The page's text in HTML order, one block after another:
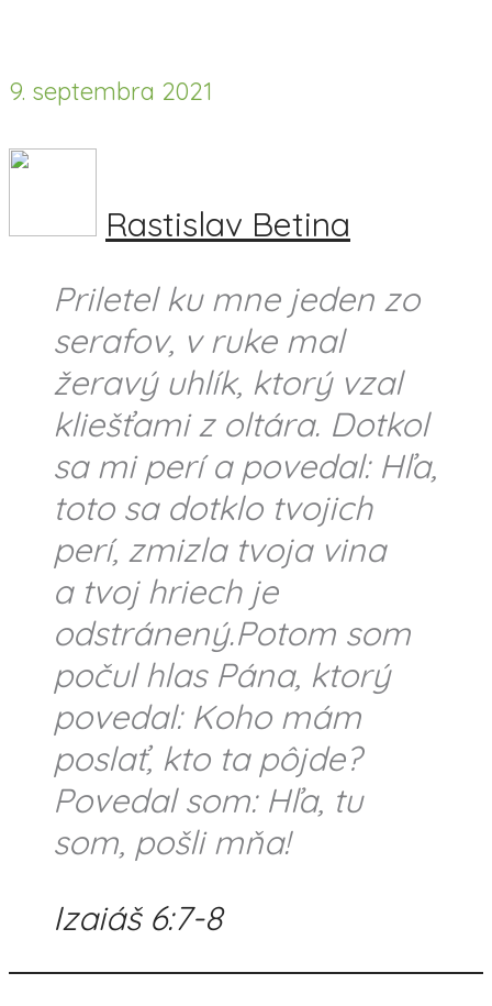
9. septembra 2021
Rastislav Betina
Priletel ku mne jeden zo
serafov, v ruke mal
žeravý uhlík, ktorý vzal
kliešťami z oltára. Dotkol
sa mi perí a povedal: Hľa,
toto sa dotklo tvojich
perí, zmizla tvoja vina
a tvoj hriech je
odstránený.Potom som
počul hlas Pána, ktorý
povedal: Koho mám
poslať, kto ta pôjde?
Povedal som: Hľa, tu
som, pošli mňa!
Izaiáš 6:7-8